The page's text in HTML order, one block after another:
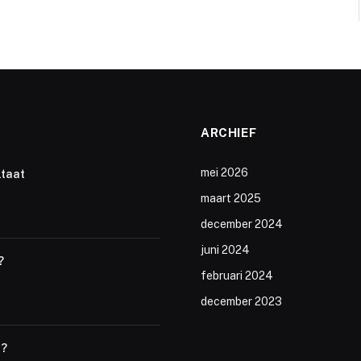
ARCHIEF
mei 2026
maart 2025
december 2024
juni 2024
februari 2024
december 2023